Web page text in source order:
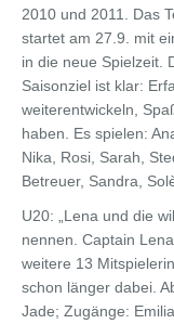
2010 und 2011. Das
startet am 27.9. mit
in die neue Spielzeit.
Saisonziel ist klar:
weiterentwickeln,
haben. Es spielen:
Nika, Rosi, Sarah,
Betreuer, Sandra,
U20: „Lena und die
nennen. Captain
weitere 13
schon länger dabei.
Jade; Zugänge: